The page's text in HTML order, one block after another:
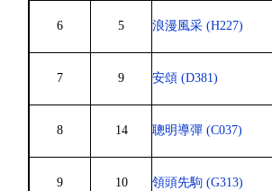
6 5 浪漫風采 (H227)
7 9 安頌 (D381)
8 14 聰明導彈 (C037)
9 10 領頭先駒 (G313)